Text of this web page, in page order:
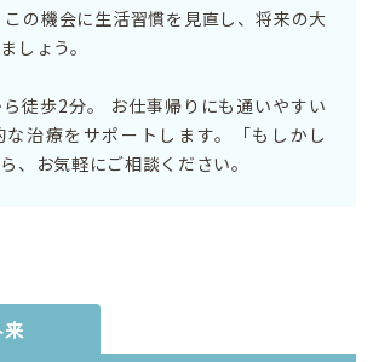
の機会に生活習慣を見直し、将来の大
しょう。
徒歩2分。 お仕事帰りにも通いやすい
治療をサポートします。「もしかし
、お気軽にご相談ください。